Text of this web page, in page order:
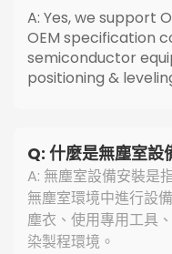
A: Yes, we support
OEM specification
semiconductor
positioning &
Q: 什麼是無塵室設
A: 無塵室設備安裝是
無塵室環境中進行設
塵衣、使用專用工具
染製程環境。